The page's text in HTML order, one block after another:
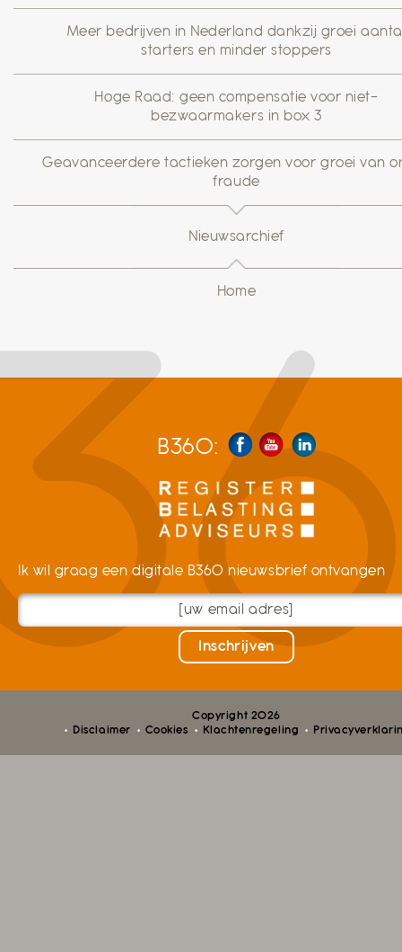
Meer bedrijven in Nederland dankzij groei
starters en minder stoppers
Hoge Raad: geen compensatie voor niet-
bezwaarmakers in box 3
Geavanceerdere tactieken zorgen voor groei van
fraude
Nieuwsarchief
Home
B360:
Ik wil graag een digitale B360 nieuwsbrief ontvangen
Copyright 2026
Disclaimer
Cookies Klachtenregeling